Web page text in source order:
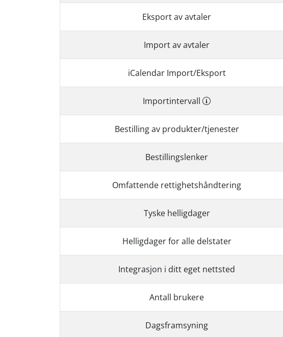
Eksport av avtaler
Import av avtaler
iCalendar Import/Eksport
Importintervall
Bestilling av produkter/tjenester
Bestillingslenker
Omfattende rettighetshåndtering
Tyske helligdager
Helligdager for alle delstater
Integrasjon i ditt eget nettsted
Antall brukere
Dagsframsyning